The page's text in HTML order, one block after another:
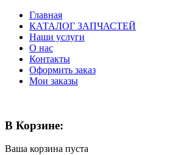
Главная
КАТАЛОГ ЗАПЧАСТЕЙ
Наши услуги
О нас
Контакты
Оформить заказ
Мои заказы
В Корзине:
Ваша корзина пуста